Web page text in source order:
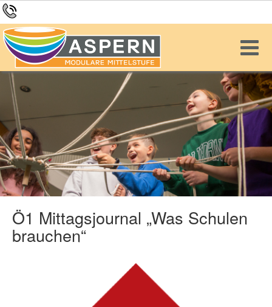
Ö1 Mittagsjournal „Was Schulen
brauchen“